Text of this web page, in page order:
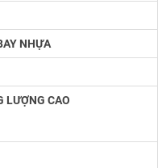
NHỰA
LƯỢNG CAO